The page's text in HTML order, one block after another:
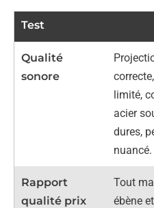
Test
Qualité
sonore
limité,
acier
dures,
nuancé.
Rapport
qualité prix
Tout
ébène